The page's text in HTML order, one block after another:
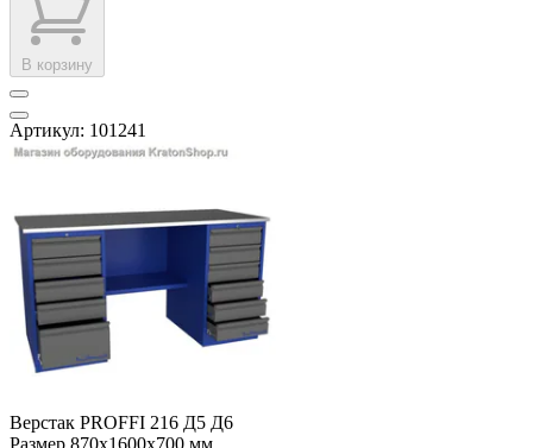
В корзину
Артикул: 101241
Верстак PROFFI 216 Д5 Д6
Размер 870x1600x700 мм